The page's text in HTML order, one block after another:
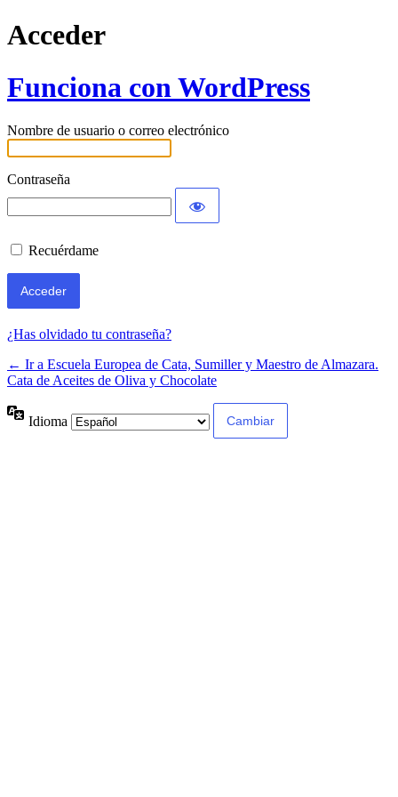
Acceder
Funciona con WordPress
Nombre de usuario o correo electrónico
Contraseña
Recuérdame
¿Has olvidado tu contraseña?
← Ir a Escuela Europea de Cata, Sumiller y Maestro de Almazara.
Cata de Aceites de Oliva y Chocolate
Idioma